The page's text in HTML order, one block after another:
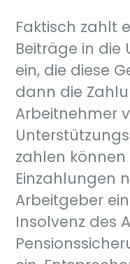
Faktisch zahlt
Beiträge in die
ein, die diese
dann die
Arbeitnehmer
zahlen
Einzahlungen
Arbeitgeber
Insolvenz des